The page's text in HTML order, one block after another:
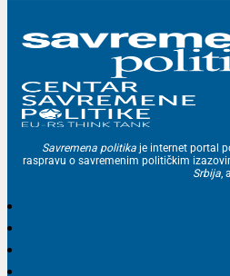
Savremena politika je internet portal
raspravu o savremenim političkim
Srbija,